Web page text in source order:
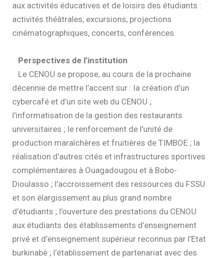
aux activités éducatives et de loisirs des étudiants :
activités théâtrales, excursions, projections
cinématographiques, concerts, conférences.
Perspectives de l’institution
Le CENOU se propose, au cours de la prochaine
décennie de mettre l’accent sur : la création d’un
cybercafé et d’un site web du CENOU ;
l’informatisation de la gestion des restaurants
universitaires ; le renforcement de l’unité de
production maraîchères et fruitières de TIMBOE ; la
réalisation d’autres cités et infrastructures sportives
complémentaires à Ouagadougou et à Bobo-
Dioulasso ; l’accroissement des ressources du FSSU
et son élargissement au plus grand nombre
d’étudiants ; l’ouverture des prestations du CENOU
aux étudiants des établissements d’enseignement
privé et d’enseignement supérieur reconnus par l’Etat
burkinabè ; l’établissement de partenariat avec des